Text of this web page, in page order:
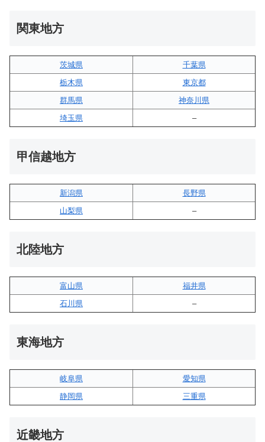
関東地方
茨城県
千葉県
栃木県
東京都
群馬県
神奈川県
埼玉県
–
甲信越地方
新潟県
長野県
山梨県
–
北陸地方
富山県
福井県
石川県
–
東海地方
岐阜県
愛知県
静岡県
三重県
近畿地方